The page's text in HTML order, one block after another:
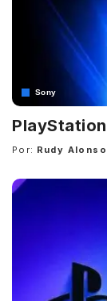
Sony
Posted
Por: Rudy Alonso